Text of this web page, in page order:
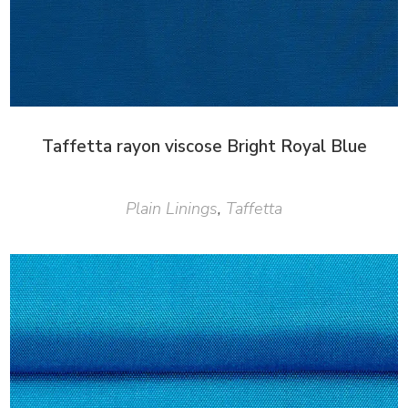
Taffetta rayon viscose Bright Royal Blue
Plain Linings, Taffetta